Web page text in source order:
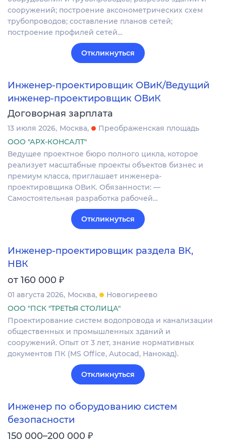
сооружений; построение аксонометрических схем
трубопроводов; составление планов сетей;
построение профилей сетей…
Откликнуться
Инженер-проектировщик ОВиК/Ведущий
инженер-проектировщик ОВиК
Договорная зарплата
13 июля 2026 Москва
Преображенская площадь
ООО "АРХ-КОНСАЛТ"
Ведущее проектное бюро полного цикла, которое
реализует масштабные проекты объектов бизнес и
премиум класса, приглашает инженера-
проектировщика ОВиК. Обязанности: —
Самостоятельная разработка рабочей…
Откликнуться
Инженер-проектировщик раздела ВК,
НВК
от 160 000 ₽
01 августа 2026 Москва
Новогиреево
ООО "ПСК "ТРЕТЬЯ СТОЛИЦА"
Проектирование систем водопровода и канализации
общественных и промышленных зданий и
сооружений. Опыт от 3 лет, знание нормативных
документов ПК (MS Office, Autocad, Нанокад).
Откликнуться
Инженер по оборудованию систем
безопасности
150 000–200 000 ₽